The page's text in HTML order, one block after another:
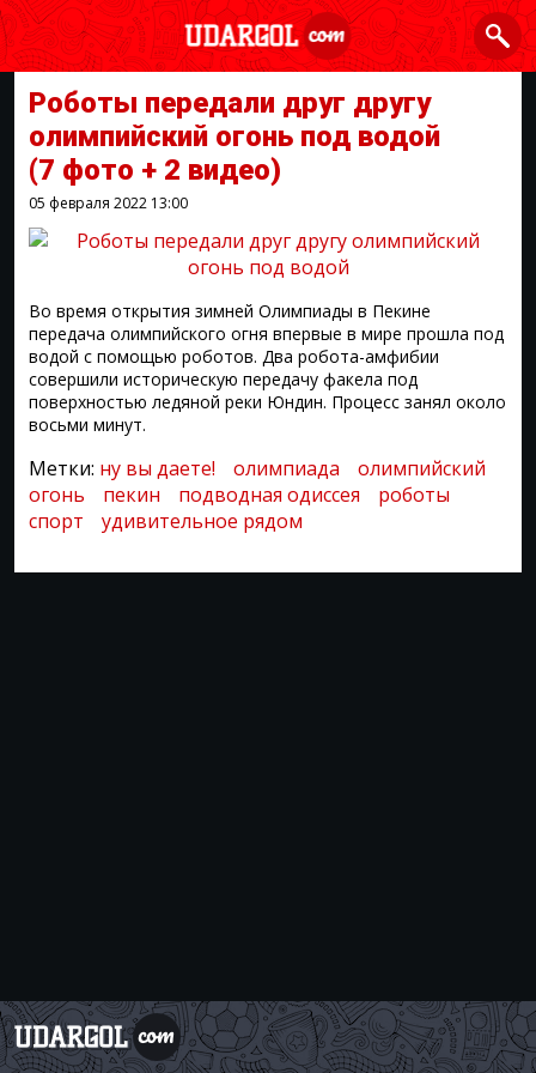
Роботы передали друг другу
олимпийский огонь под водой
(7 фото + 2 видео)
05 февраля 2022 13:00
Во время открытия зимней Олимпиады в Пекине
передача олимпийского огня впервые в мире прошла под
водой с помощью роботов. Два робота-амфибии
совершили историческую передачу факела под
поверхностью ледяной реки Юндин. Процесс занял около
восьми минут.
Метки: ну вы даете! олимпиада
олимпийский
огонь
пекин подводная одиссея
роботы
спорт
удивительное рядом